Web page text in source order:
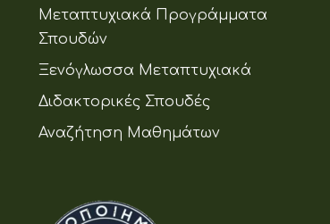
Μεταπτυχιακά Προγράμματα
Σπουδών
Ξενόγλωσσα Μεταπτυχιακά
Διδακτορικές Σπουδές
Αναζήτηση Μαθημάτων